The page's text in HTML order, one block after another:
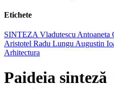
Etichete
SINTEZA Vladutescu Antoaneta
Aristotel Radu Lungu Augustin
Arhitectura
Paideia sinteză